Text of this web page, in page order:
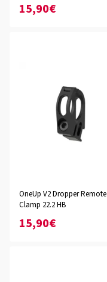
15,90€
OneUp V2 Dropper Remote
Clamp 22.2 HB
15,90€